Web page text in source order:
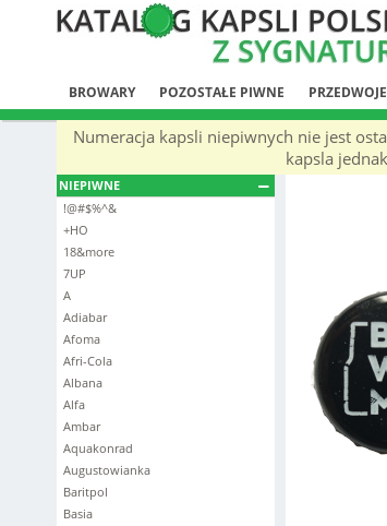
BROWARY POZOSTAŁE PIWNE
Numeracja kapsli niepiwnych nie jest
kapsla
NIEPIWNE
!@#$%^&
+HO
18&more
7UP
A
Adiabar
Afoma
Afri-Cola
Albana
Alfa
Ambar
Aquakonrad
Augustowianka
Baritpol
Basia